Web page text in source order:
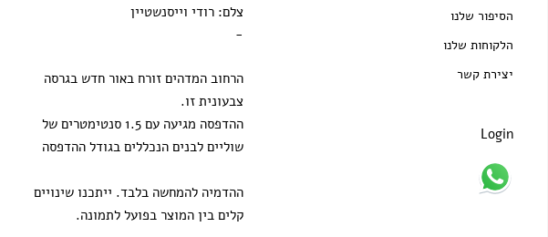
הסיפור שלנו
הלקוחות שלנו
יצירת קשר
Login
צלם: רודי וייסנשטיין
-
הרחוב המדהים זורח באור חדש בגרסה
צבעונית זו.
ההדפסה מגיעה עם 1.5 סנטימטרים של
שוליים לבנים הנכללים בגודל ההדפסה
ההדמיה להמחשה בלבד. ייתכנו שינויים
קלים בין המוצר בפועל לתמונה.